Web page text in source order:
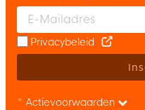
Enter your email and
Privacybeleid
* Actievoorwaarden